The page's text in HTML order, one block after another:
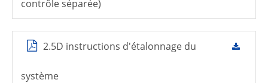
contrôle séparée)
2.5D instructions d'étalonnage du
système